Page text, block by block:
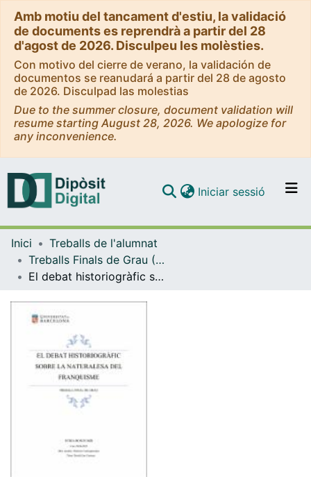
Amb motiu del tancament d'estiu, la validació
de documents es reprendrà a partir del 28
d'agost de 2026. Disculpeu les molèsties.
Con motivo del cierre de verano, la validación de
documentos se reanudará a partir del 28 de agosto
de 2026. Disculpad las molestias
Due to the summer closure, document validation will
resume starting August 28, 2026. We apologize for
any inconvenience.
Navega per tot el DD
Contacte
Iniciar sessió (current)
Inici
Treballs de l'alumnat
Treballs Finals de Grau (TFG) - Història
El debat historiogràfic sobre la naturalesa del franquisme